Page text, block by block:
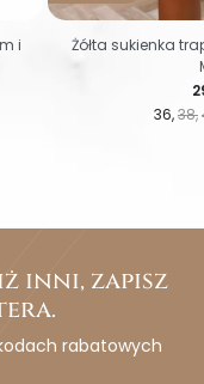
i
36 38
Żółta sukienka
inni, zapisz
rabatowych